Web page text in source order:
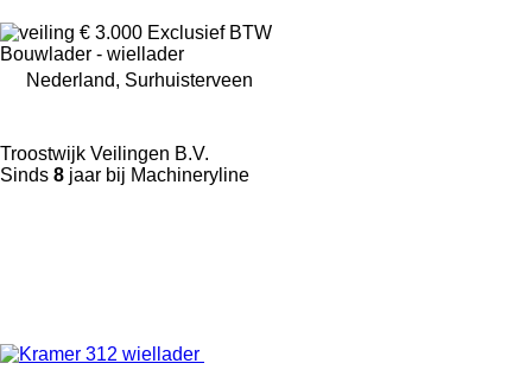
€ 3.000 Exclusief BTW
Bouwlader - wiellader
Nederland, Surhuisterveen
Troostwijk Veilingen B.V.
Sinds 8 jaar bij Machineryline